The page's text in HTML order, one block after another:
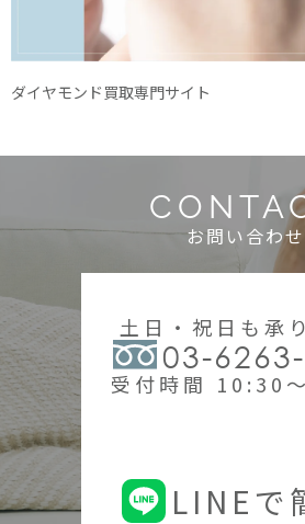
ダイヤモンド買取専門サイト
お問い合わせ
土日・祝日も承
03-
受付時間 10:30
LINEで